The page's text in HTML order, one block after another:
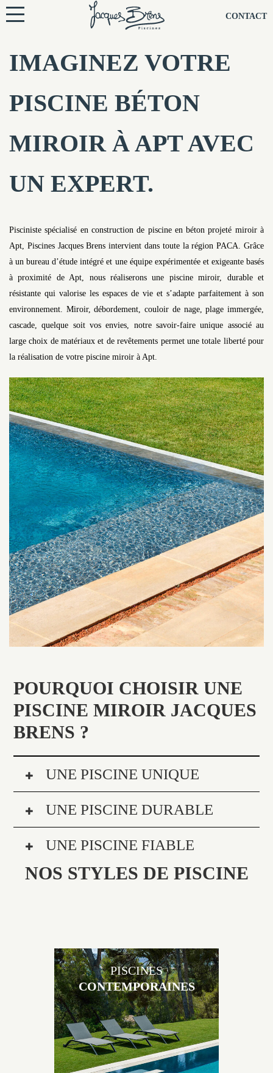
CONTACT
IMAGINEZ VOTRE
PISCINE BÉTON
MIROIR À APT AVEC
UN EXPERT.
Pisciniste spécialisé en construction de piscine en béton projeté miroir à
Apt, Piscines Jacques Brens intervient dans toute la région PACA. Grâce
à un bureau d’étude intégré et une équipe expérimentée et exigeante basés
à proximité de Apt, nous réaliserons une piscine miroir, durable et
résistante qui valorise les espaces de vie et s’adapte parfaitement à son
environnement. Miroir, débordement, couloir de nage, plage immergée,
cascade, quelque soit vos envies, notre savoir-faire unique associé au
large choix de matériaux et de revêtements permet une totale liberté pour
la réalisation de votre piscine miroir à Apt.
POURQUOI CHOISIR UNE
PISCINE MIROIR JACQUES
BRENS ?
UNE PISCINE UNIQUE
UNE PISCINE DURABLE
UNE PISCINE FIABLE
NOS STYLES DE PISCINE
Les piscines en béton contemporaines Jacques
Brens sont uniques grâce au large choix de
matériaux et de revêtements et les nombreuses
PISCINES
CONTEMPORAINES
NOS PISCINES
NOTRE TECHNIQUE
NOS CONSEILS
NOS AGENCES